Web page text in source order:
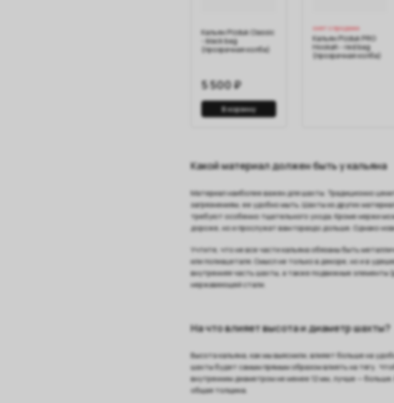
Кальян Pizduk Classic
- black bag
(прозрачная колба)
5 500 ₽
В корзину
снят с продажи
Кальян Pizduk PRO
Hookah - red bag
(прозрачная колба)
Какой материал должен быть у кальяна
Материал наиболее важен для шахты. Традиционно
загрязнениям, ее удобно мыть. Шахты из других
требуют особенно тщательного ухода. Кроме нержи
дороже, но и прослужат вам гораздо дольше. Однако
Учтите, что не все части кальяна обязаны быть
или полиацеталя. Смысл не только в декоре, но и в
внутренняя часть шахты, а также подвижные элементы
нержавеющей стали.
На что влияет высота и диаметр шахты?
Высота кальяна, как мы выяснили, влияет больше на
шахты будет самым прямым образом влиять на тягу.
внутренним диаметром не менее 12 мм, лучше —
общая толщина.